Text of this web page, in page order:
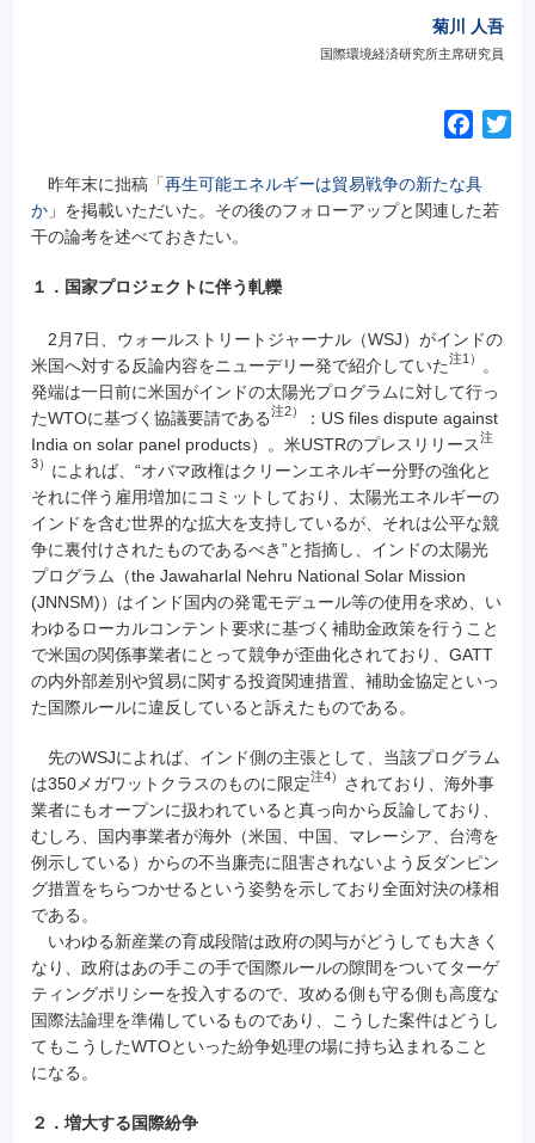
菊川 人吾
国際環境経済研究所主席研究員
c
e
昨年末に拙稿「再生可能エネルギーは貿易戦争の新たな具
か」を掲載いただいた。その後のフォローアップと関連した若
干の論考を述べておきたい。
１．国家プロジェクトに伴う軋轢
2月7日、ウォールストリートジャーナル（WSJ）がインドの
米国へ対する反論内容をニューデリー発で紹介していた注1）
。
発端は一日前に米国がインドの太陽光プログラムに対して行っ
たWTOに基づく協議要請である注2）
：US files dispute against
India on solar panel products）。米USTRのプレスリリース注
3）
によれば、“オバマ政権はクリーンエネルギー分野の強化と
それに伴う雇用増加にコミットしており、太陽光エネルギーの
インドを含む世界的な拡大を支持しているが、それは公平な競
争に裏付けされたものであるべき”と指摘し、インドの太陽光
プログラム（the Jawaharlal Nehru National Solar Mission
(JNNSM)）はインド国内の発電モデュール等の使用を求め、い
わゆるローカルコンテント要求に基づく補助金政策を行うこと
で米国の関係事業者にとって競争が歪曲化されており、GATT
の内外部差別や貿易に関する投資関連措置、補助金協定といっ
た国際ルールに違反していると訴えたものである。
先のWSJによれば、インド側の主張として、当該プログラム
は350メガワットクラスのものに限定注4）
されており、海外事
業者にもオープンに扱われていると真っ向から反論しており、
むしろ、国内事業者が海外（米国、中国、マレーシア、台湾を
例示している）からの不当廉売に阻害されないよう反ダンピン
グ措置をちらつかせるという姿勢を示しており全面対決の様相
である。
いわゆる新産業の育成段階は政府の関与がどうしても大きく
なり、政府はあの手この手で国際ルールの隙間をついてターゲ
ティングポリシーを投入するので、攻める側も守る側も高度な
国際法論理を準備しているものであり、こうした案件はどうし
てもこうしたWTOといった紛争処理の場に持ち込まれること
になる。
２．増大する国際紛争